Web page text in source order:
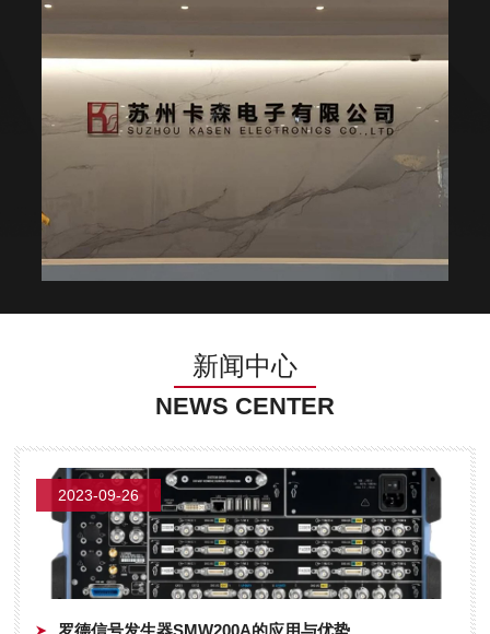
户提供产品增值销售、应用系统集成、科技...
新闻中心
NEWS CENTER
2023-09-26
罗德信号发生器SMW200A的应用与优势